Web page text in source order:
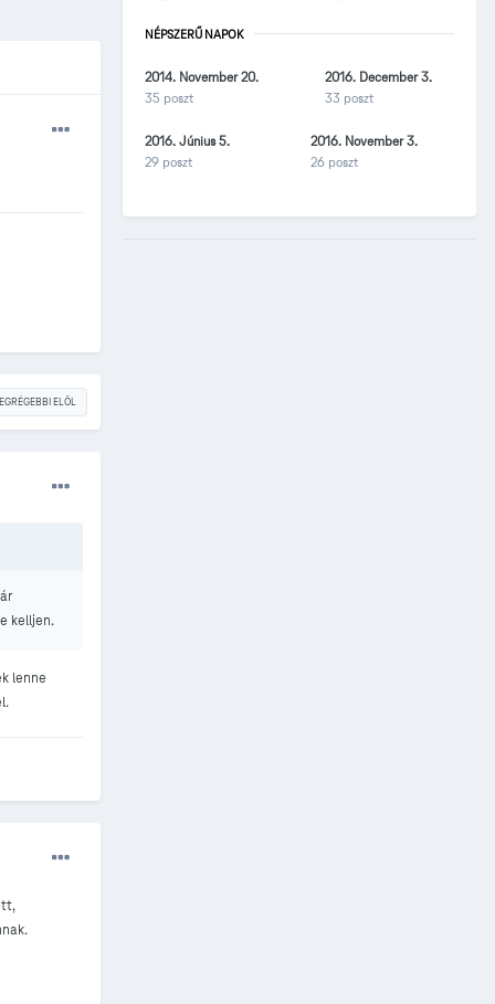
ELÖL
kelljen.
lenne
NÉPSZERŰ NAPOK
2014. November 20.
35 poszt
2016. December 3.
33 poszt
2016. Június 5.
29 poszt
2016. November 3.
26 poszt